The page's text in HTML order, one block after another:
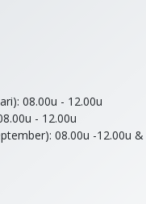
08.00u - 12.00u
- 12.00u
08.00u -12.00u &